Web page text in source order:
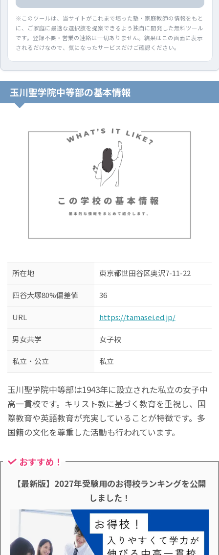
※このツールは、当サイトがこれまで培った塾・家庭教師の情報をもと
に、ご家庭に最適な選択肢を提案できるよう独自に開発した無料ツール
です。登録不要・営業の連絡は一切ありません。結果はこの画面に表示
されるだけなので、気になったサービスだけご確認ください。
玉川聖学院中等部の基本情報
所在地 東京都世田谷区奥沢7-11-22
四谷大塚80%偏差値 36
URL https://tamasei.ed.jp/
男女共学 女子校
私立・公立 私立
玉川聖学院中等部は1943年に設立された私立の女子中
高一貫校です。キリスト教に基づく教育を重視し、国
際教育や英語教育が充実していることが特徴です。多
国籍の文化を尊重した活動も行われています。
おすすめ！
【最新版】2027年受験用のお得校ランキングを公開
しました！